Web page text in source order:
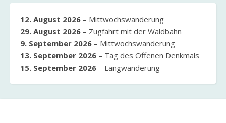
12. August 2026 – Mittwochswanderung
29. August 2026 – Zugfahrt mit der Waldbahn
9. September 2026 – Mittwochswanderung
13. September 2026 – Tag des Offenen Denkmals
15. September 2026 – Langwanderung